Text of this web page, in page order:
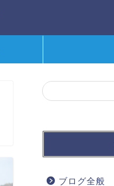
ブログ全般